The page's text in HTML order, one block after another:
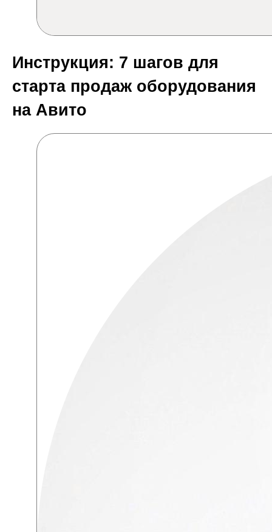
Инструкция: 7 шагов для
старта продаж оборудования
на Авито